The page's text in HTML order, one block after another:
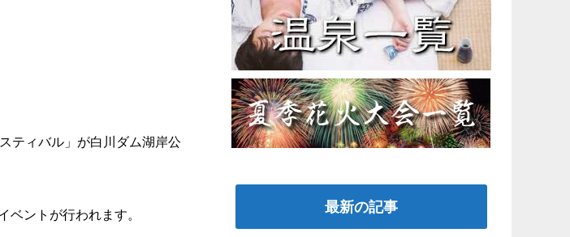
ティバル」が白川ダム湖岸公
ベントが行われます。 最新の記事